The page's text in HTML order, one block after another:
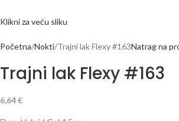
Klikni za veću sliku
Početna Nokti Trajni lak Flexy #163Natrag na
Trajni lak Flexy #163
6,64€